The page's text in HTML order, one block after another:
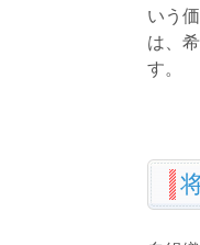
いう
は、
す。